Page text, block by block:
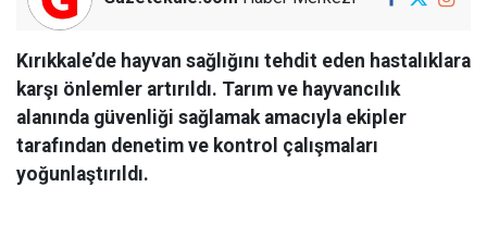
Kırıkkale’de hayvan sağlığını tehdit eden hastalıklara
karşı önlemler artırıldı. Tarım ve hayvancılık
alanında güvenliği sağlamak amacıyla ekipler
tarafından denetim ve kontrol çalışmaları
yoğunlaştırıldı.